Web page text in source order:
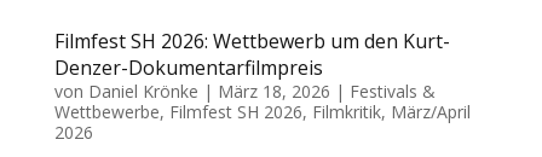
Filmfest SH 2026: Wettbewerb um den Kurt-
Denzer-Dokumentarfilmpreis
von Daniel Krönke | März 18, 2026 | Festivals &
Wettbewerbe, Filmfest SH 2026, Filmkritik, März/April
2026